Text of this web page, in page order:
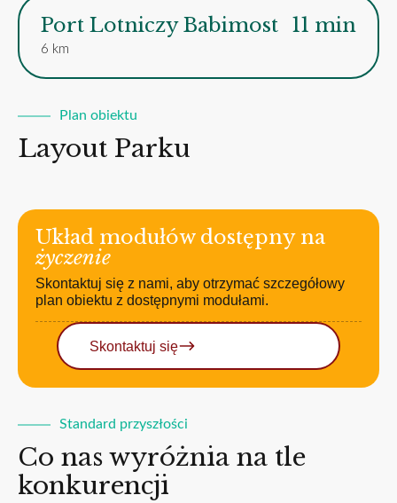
Port Lotniczy Babimost
6 km
11 min
Plan obiektu
Layout Parku
Układ modułów dostępny na
życzenie
Skontaktuj się z nami, aby otrzymać szczegółowy
plan obiektu z dostępnymi modułami.
Skontaktuj się
Standard przyszłości
Co nas wyróżnia na tle
konkurencji